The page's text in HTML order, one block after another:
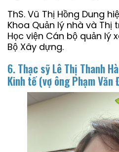
ThS. Vũ Thị Hồng Dung
Khoa Quản lý nhà và Thị
Học viện Cán bộ quản lý
Bộ Xây dựng.
6. Thạc sỹ Lê Thị Thanh
Kinh tế(vợ ông Phạm Văn